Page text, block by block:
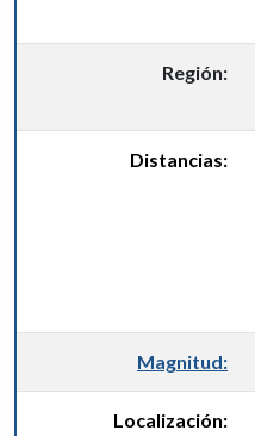
Región:
Distancias:
Magnitud:
Localización: